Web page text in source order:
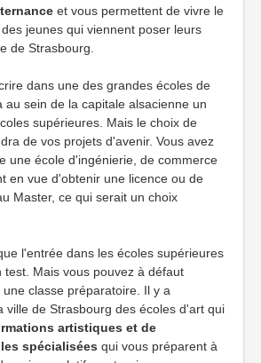
et vous permettent de vivre le
jeunes qui viennent poser leurs
de Strasbourg.
dans une des grandes écoles de
au sein de la capitale alsacienne un
supérieures. Mais le choix de
de vos projets d'avenir. Vous avez
une école d'ingénierie, de commerce
en vue d'obtenir une licence ou de
Master, ce qui serait un choix
l'entrée dans les écoles supérieures
test. Mais vous pouvez à défaut
classe préparatoire. Il y a
ville de Strasbourg des écoles d'art qui
artistiques et de
spécialisées qui vous préparent à